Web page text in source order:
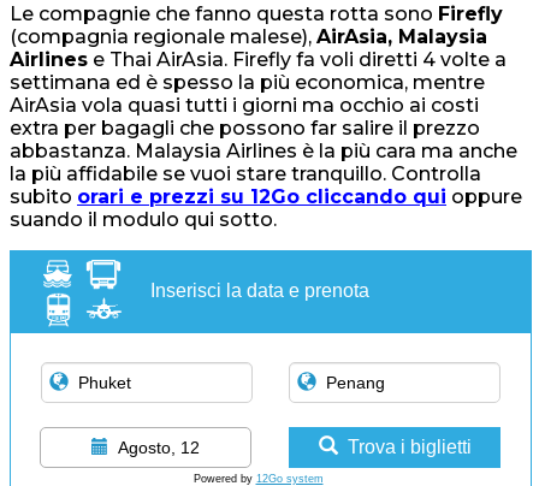
Le compagnie che fanno questa rotta sono Firefly
(compagnia regionale malese), AirAsia, Malaysia
Airlines e Thai AirAsia. Firefly fa voli diretti 4 volte a
settimana ed è spesso la più economica, mentre
AirAsia vola quasi tutti i giorni ma occhio ai costi
extra per bagagli che possono far salire il prezzo
abbastanza. Malaysia Airlines è la più cara ma anche
la più affidabile se vuoi stare tranquillo. Controlla
subito orari e prezzi su 12Go cliccando qui oppure
suando il modulo qui sotto.
Inserisci la data e prenota
Agosto, 12 Trova i biglietti
Powered by 12Go system